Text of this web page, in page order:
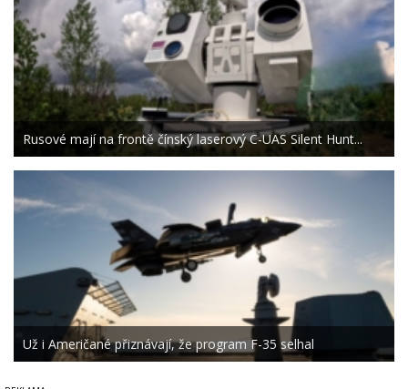
Rusové mají na frontě čínský laserový C-UAS Silent Hunt...
Už i Američané přiznávají, že program F-35 selhal